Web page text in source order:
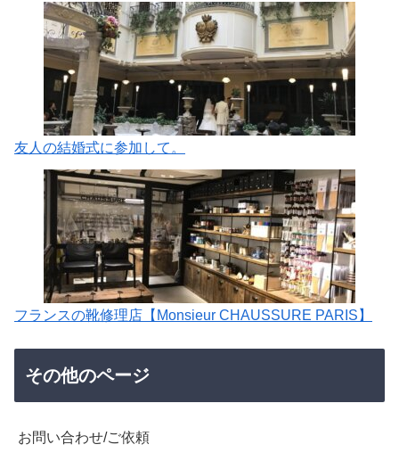
友人の結婚式に参加して。
フランスの靴修理店【Monsieur CHAUSSURE PARIS】
その他のページ
お問い合わせ/ご依頼